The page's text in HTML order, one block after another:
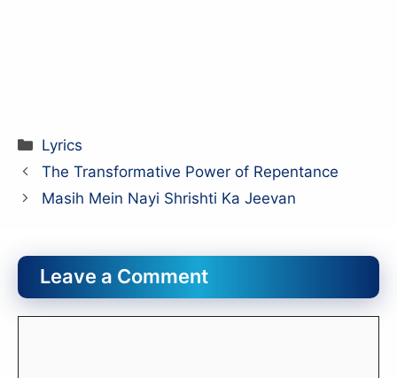
Categories
Lyrics
The Transformative Power of Repentance
Masih Mein Nayi Shrishti Ka Jeevan
Leave a Comment